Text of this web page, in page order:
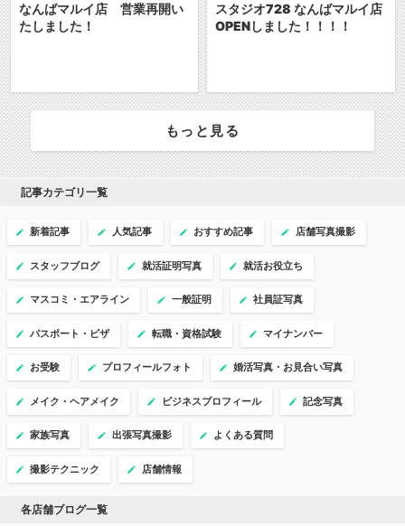
なんばマルイ店 営業再開い
たしました！
スタジオ728 なんばマルイ店
OPENしました！！！！
もっと見る
記事カテゴリ一覧
新着記事 人気記事 おすすめ記事 店舗写真撮影
スタッフブログ 就活証明写真 就活お役立ち
マスコミ・エアライン 一般証明 社員証写真
パスポート・ビザ 転職・資格試験 マイナンバー
お受験 プロフィールフォト 婚活写真・お見合い写真
メイク・ヘアメイク ビジネスプロフィール 記念写真
家族写真 出張写真撮影 よくある質問
撮影テクニック 店舗情報
各店舗ブログ一覧